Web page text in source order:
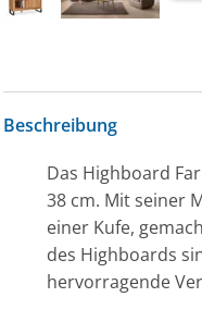
Beschreibung
Das Highboard
38 cm. Mit seiner
einer Kufe,
des Highboards
hervorragende